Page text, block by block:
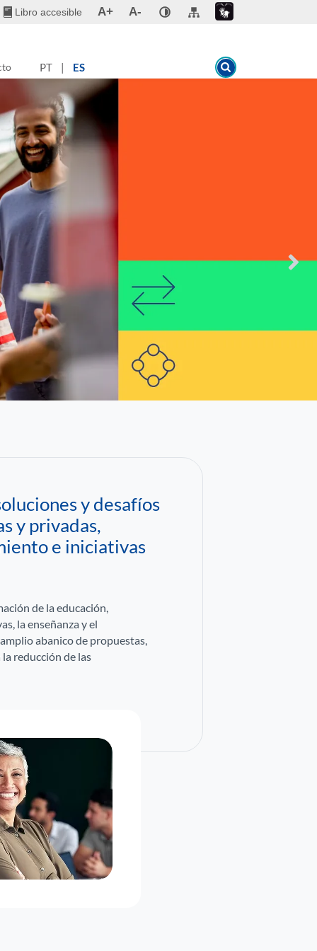
Libro accesible A+
A-
PT | ES
y desafíos
y privadas,
e iniciativas
de la educación,
la enseñanza y el
abanico de propuestas,
reducción de las